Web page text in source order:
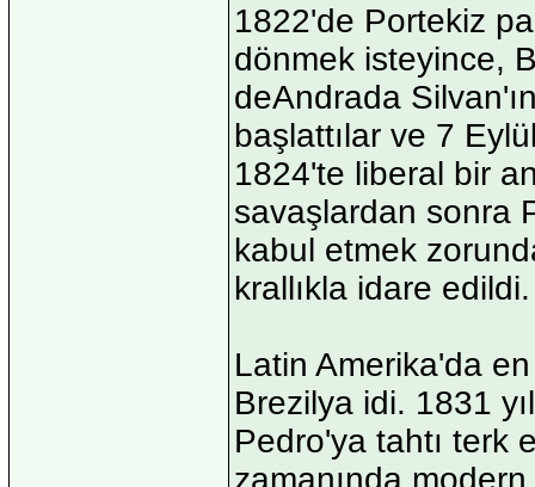
1822'de Portekiz
dönmek isteyince,
deAndrada
başlattılar ve 7
1824'te liberal bir
savaşlardan sonra
kabul etmek
krallıkla idare edildi.
Latin Amerika'da
Brezilya idi. 1831
Pedro'ya tahtı terk
zamanında